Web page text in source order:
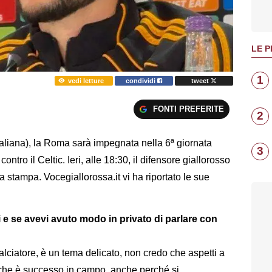
vedi letture condividi tweet
FONTI PREFERITE
la Roma sarà impegnata nella 6ª giornata
il Celtic. Ieri, alle 18:30, il difensore giallorosso
stampa. Vocegiallorossa.it vi ha riportato le sue
se avevi avuto modo in privato di parlare con
è un tema delicato, non credo che aspetti a
LE
1
2
3